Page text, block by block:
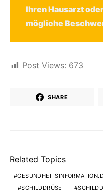
Ihren Hausarzt
mögliche
Post Views: 673
SHARE
Related Topics
SCHILDDRÜSE